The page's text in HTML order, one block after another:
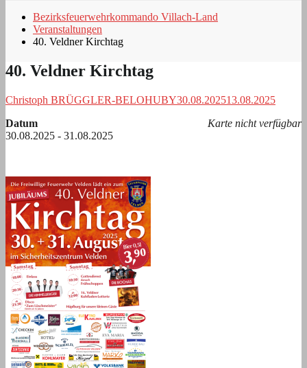
Bezirksfeuerwehrkommando Villach-Land
Veranstaltungen
40. Veldner Kirchtag
40. Veldner Kirchtag
Christoph BRÜGGLER-BELOHUBY30.08.202513.08.2025
Karte nicht verfügbar
Datum
30.08.2025 - 31.08.2025